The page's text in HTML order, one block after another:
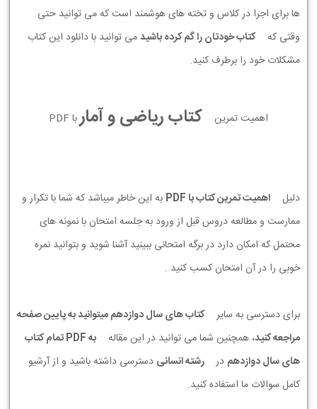
ها برای اجرا در کلاس و تخته های هوشمند است که می توانید حتی
وقتی که
کتاب خودتان را گم کرده باشیدمی توانید با دانلود این کتاب
مشکلات خود را برطرف کنید.
اهمیت تمرین کتاب ریاضی و آماربا PDF
دلیل اهمیت تمرین کتاب با PDF
به این خاطر میباشد که شما با تکرار و
ممارست و مطالعه دروس قبل از ورود به جلسه امتحان با نمونه های
محتمل که امکان دارد در برگه امتحانی ببینید آشنا شوید و بتوانید نمره
خوبی را در آن امتحان کسب کنید .
برای دسترسی به سایر
کتاب های سال دوازدهم میتوانید به پایین صفحه
مراجعه کنید، همچنین شما می توانید در این مقاله
به PDF تمام کتاب
های سال دوازدهم در رشته انسانی دسترسی داشته باشید و از آرشیو
کامل سوالات ما استفاده کنید.